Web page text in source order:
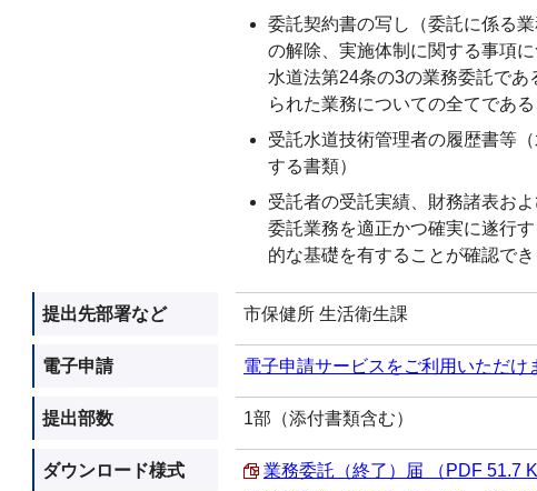
委託契約書の写し（委託に係る
の解除、実施体制に関する事項
水道法第24条の3の業務委託で
られた業務についての全てであ
受託水道技術管理者の履歴書等
する書類）
受託者の受託実績、財務諸表お
委託業務を適正かつ確実に遂行
的な基礎を有することが確認でき
提出先部署など 市保健所 生活衛生課
電子申請 電子申請サービスをご利用いただけ
提出部数 1部（添付書類含む）
ダウンロード様式
業務委託（終了）届 （PDF 51.7